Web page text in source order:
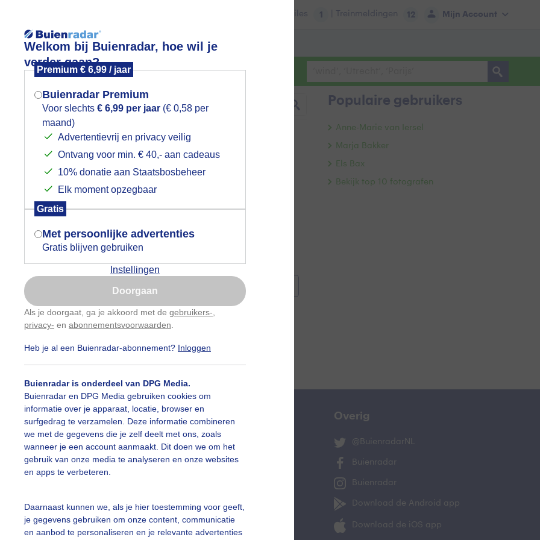
Welkom bij Buienradar, hoe wil je
verder gaan?
Premium € 6,99 / jaar
Buienradar Premium
Voor slechts € 6,99 per jaar (€ 0,58 per
maand)
Advertentievrij en privacy veilig
Ontvang voor min. € 40,- aan cadeaus
10% donatie aan Staatsbosbeheer
Elk moment opzegbaar
Gratis
Met persoonlijke advertenties
Gratis blijven gebruiken
Instellingen
Doorgaan
Als je doorgaat, ga je akkoord met de gebruikers-
privacy- en abonnementsvoorwaarden
Heb je al een Buienradar-abonnement? Inloggen
Buienradar is onderdeel van DPG Media.
Buienradar en DPG Media gebruiken cookies om
informatie over je apparaat, locatie, browser en
surfgedrag te verzamelen. Deze informatie combineren
we met de gegevens die je zelf deelt met ons, zoals
wanneer je een account aanmaakt. Dit doen we om het
gebruik van onze media te analyseren en onze websites
en apps te verbeteren.
Daarnaast kunnen we, als je hier toestemming voor geeft,
je gegevens gebruiken om onze content, communicatie
en aanbod te personaliseren en je relevante advertenties
Mijn Account
Files 1 | Treinmeldingen 12
Lees meer.
Foto en video Weerzine
Zoeken in foto & video:
slideshow
#camping #coderoze #donkerewolken
#maan #mensen #mist
#opklaringen
#regenwolken #schapen
#strand #strandbedjes #terras
Populaire gebruikers
Anne-Marie van Iersel
Marja Bakker
Els Bax
Bekijk top 10 fotografen
vragen
Mijn weer
De Bilt
Overig
@BuienradarNL
Buienradar
Buienradar
Download de Android app
Download de iOS app
Mogen we je locatie gebruiken voor
het weer?
Indien je hier nog geen akkoord op hebt
gegeven, verschijnt er zo een pop-up uit
je browser waarin deze toestemming
gevraagd wordt.
Is goed, toon de popup
Nu niet, misschien later
Gebruik je Safari en wil je niet elke dag deze pop-up
Klikhierom dit aan te passen